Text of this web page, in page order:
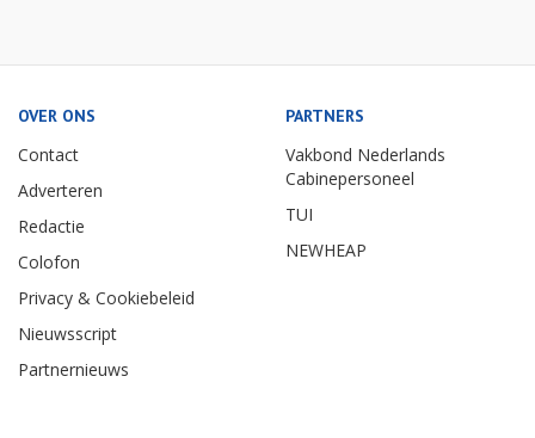
OVER ONS
Contact
Adverteren
Redactie
Colofon
Privacy & Cookiebeleid
Nieuwsscript
Partnernieuws
PARTNERS
Vakbond Nederlands
Cabinepersoneel
TUI
NEWHEAP